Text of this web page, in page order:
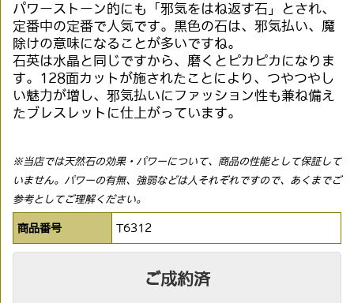
パワーストーン的にも「邪気をはね返す石」とされ、
定番中の定番で人気です。黒色の石は、邪気払い、魔
除けの意味になることが多いですね。
石英は水晶と同じですから、磨くとピカピカになりま
す。128面カットが施されたことにより、つやつやし
い魅力が増し、邪気払いにファッション性も兼ね備え
たブレスレットに仕上がっています。
※当店では天然石の効果・パワーについて、商品の性能として保証して
いません。パワーの有無、強弱などは人それぞれですので、あくまでご
参考としてご理解ください。
商品番号 T6312
ご成約済